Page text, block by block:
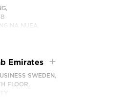
NA NUEA,
Emirates
SWEDEN,
FLOOR,